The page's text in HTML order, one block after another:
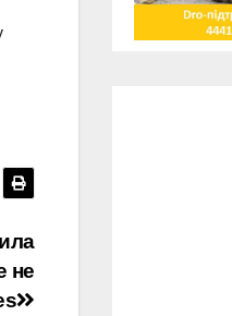
не